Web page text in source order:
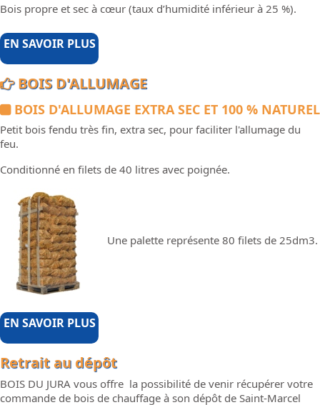
Bois propre et sec à cœur (taux d’humidité inférieur à 25 %).
EN SAVOIR PLUS
BOIS D'ALLUMAGE
BOIS D'ALLUMAGE EXTRA SEC ET 100 % NATUREL
Petit bois fendu très fin, extra sec, pour faciliter l'allumage du
feu.
Conditionné en filets de 40 litres avec poignée.
Une palette représente 80 filets de 25dm3.
EN SAVOIR PLUS
Retrait au dépôt
BOIS DU JURA vous offre la possibilité de venir récupérer votre
commande de bois de chauffage à son dépôt de Saint-Marcel